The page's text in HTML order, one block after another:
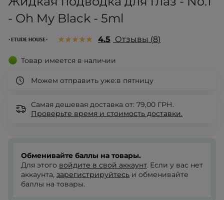
- Oh My Black - 5ml
4.5 Отзывы 8
Товар имеется в наличии
Можем отправить уже:в пятницу
Самая дешевая доставка от: 79,00 ГРН.
Проверьте время и стоимость доставки.
Обменивайте баллы на товары.
Для этого войдите в свой аккаунт. Если у вас нет
аккаунта, зарегистрируйтесь и обменивайте
баллы на товары.